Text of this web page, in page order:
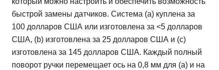
быстрой замены датчиков. Система (a) куплена за
100 долларов США или изготовлена ​​за <5 долларов
США, (b) изготовлена ​​за 25 долларов США и (c)
изготовлена ​​за 145 долларов США. Каждый полный
поворот ручки перемещает ось на 0,8 мм для (a) и на